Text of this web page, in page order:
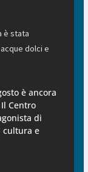
è stata
dolci e
è ancora
Centro
di
cultura e